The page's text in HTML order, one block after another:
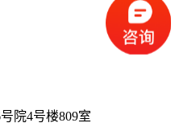
院4号楼809室